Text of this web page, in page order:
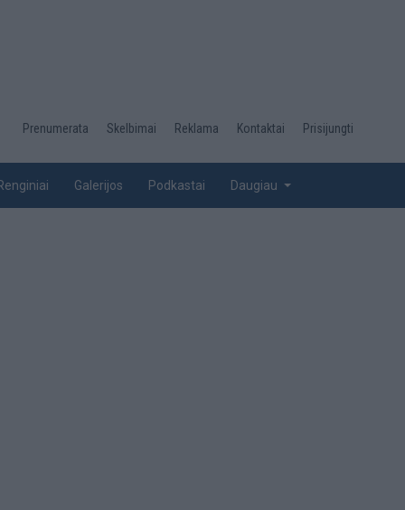
Desktop
top
Prenumerata Skelbimai Reklama Kontaktai Prisijungti
Galerijos Podkastai Daugiau